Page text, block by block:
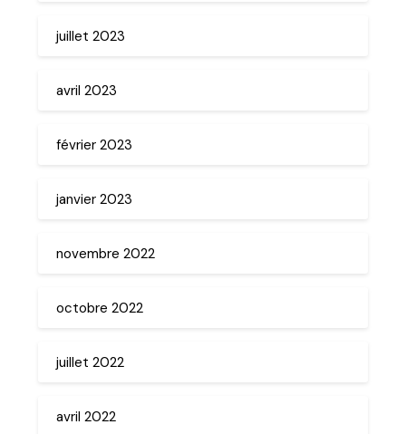
juillet 2023
avril 2023
février 2023
janvier 2023
novembre 2022
octobre 2022
juillet 2022
avril 2022